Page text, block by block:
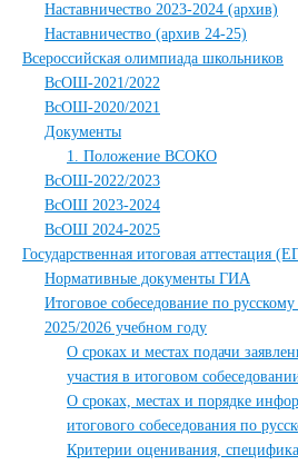
Наставничество 2023-2024 (архив)
Наставничество (архив 24-25)
Всероссийская олимпиада школьников
ВсОШ-2021/2022
ВсОШ-2020/2021
Документы
1. Положение ВСОКО
ВсОШ-2022/2023
ВсОШ 2023-2024
ВсОШ 2024-2025
Государственная итоговая аттестация
Нормативные документы ГИА
Итоговое собеседование по
2025/2026 учебном году
О сроках и местах подачи
участия в итоговом
О сроках, местах и порядке
итогового собеседования по
Критерии оценивания,